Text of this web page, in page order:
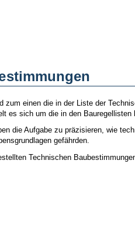
zum einen die in der Liste der
es sich um die in den
die Aufgabe zu präzisieren, wie
gefährden.
Technischen